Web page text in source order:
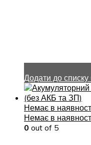
Додати до
Немає в
Немає в
0 out of 5